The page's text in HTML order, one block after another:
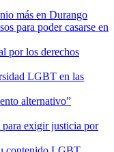
más en Durango
para poder casarse en
por los derechos
LGBT en las
alternativo”
exigir justicia por